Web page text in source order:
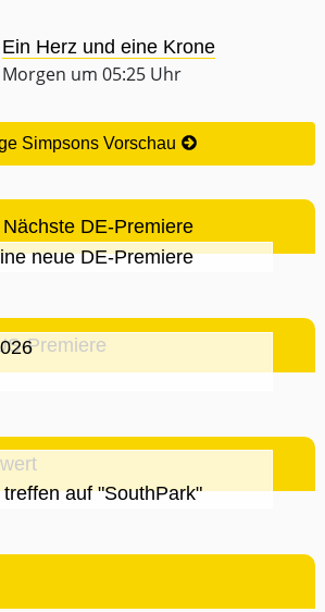
Ein Herz und eine Krone
Morgen um 05:25 Uhr
Simpsons Vorschau
Nächste DE-Premiere
neue DE-Premiere
Premiere
auf "SouthPark"